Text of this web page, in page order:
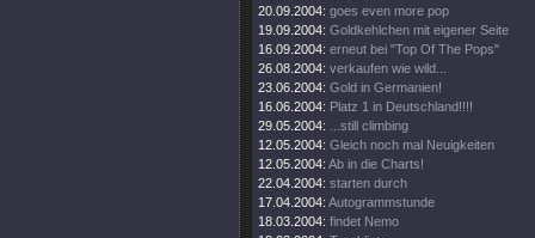
20.09.2004: goes even more pop
19.09.2004: Goldkehlchen mit eigener Seite
16.09.2004: erneut bei "Top Of The Pops"
26.08.2004: verkaufen wie wild...
23.06.2004: Gold in Germanien!
16.06.2004: Platz 1 in Deutschland!!!!
29.05.2004:
...still climbing
12.05.2004: Gleich noch mal Neuigkeiten
12.05.2004: Ab in die Charts!
22.04.2004: starten durch
17.04.2004: Autogrammstunde
18.03.2004: findet Nemo